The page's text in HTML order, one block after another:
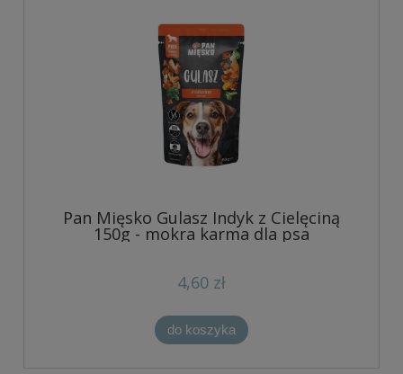
Pan Mięsko Gulasz Indyk z Cielęciną
150g - mokra karma dla psa
4,60 zł
do koszyka